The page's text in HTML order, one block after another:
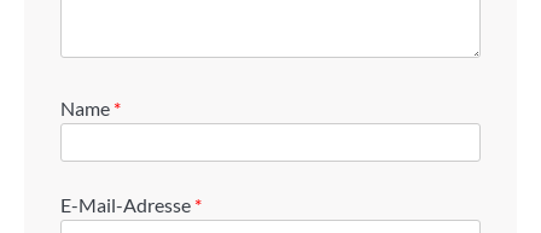
Name *
E-Mail-Adresse *